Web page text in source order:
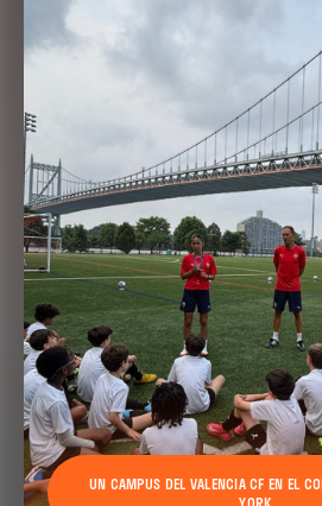
UN CAMPUS DEL VALENCIA CF EN EL